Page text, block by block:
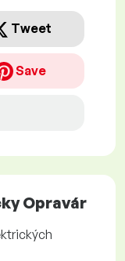
Tweet
Save
Opravár